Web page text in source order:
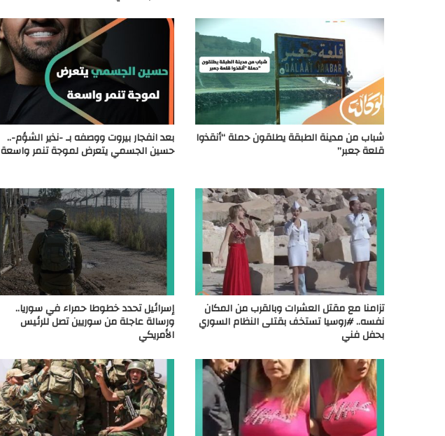
شباب من مدينة الطبقة يطلقون حملة “أنقذوا
قلعة جعبر”
بعد انفجار بيروت ووصفه بـ -نذير الشؤم-..
حسين الجسمي يتعرض لموجة تنمر واسعة
تزامنا مع مقتل العشرات وبالقرب من المكان
نفسه.. #روسيا تستخف بقتلى النظام السوري
بحفل فني
إسرائيل تحدد خطوطا حمراء في سوريا..
ورسالة عاجلة من سوريين تصل للرئيس
الأمريكي